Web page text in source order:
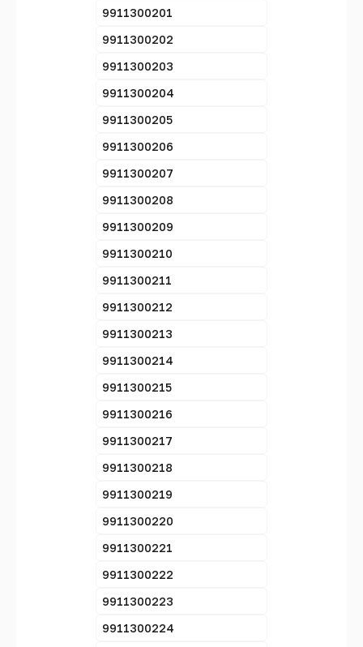
9911300201
9911300202
9911300203
9911300204
9911300205
9911300206
9911300207
9911300208
9911300209
9911300210
9911300211
9911300212
9911300213
9911300214
9911300215
9911300216
9911300217
9911300218
9911300219
9911300220
9911300221
9911300222
9911300223
9911300224